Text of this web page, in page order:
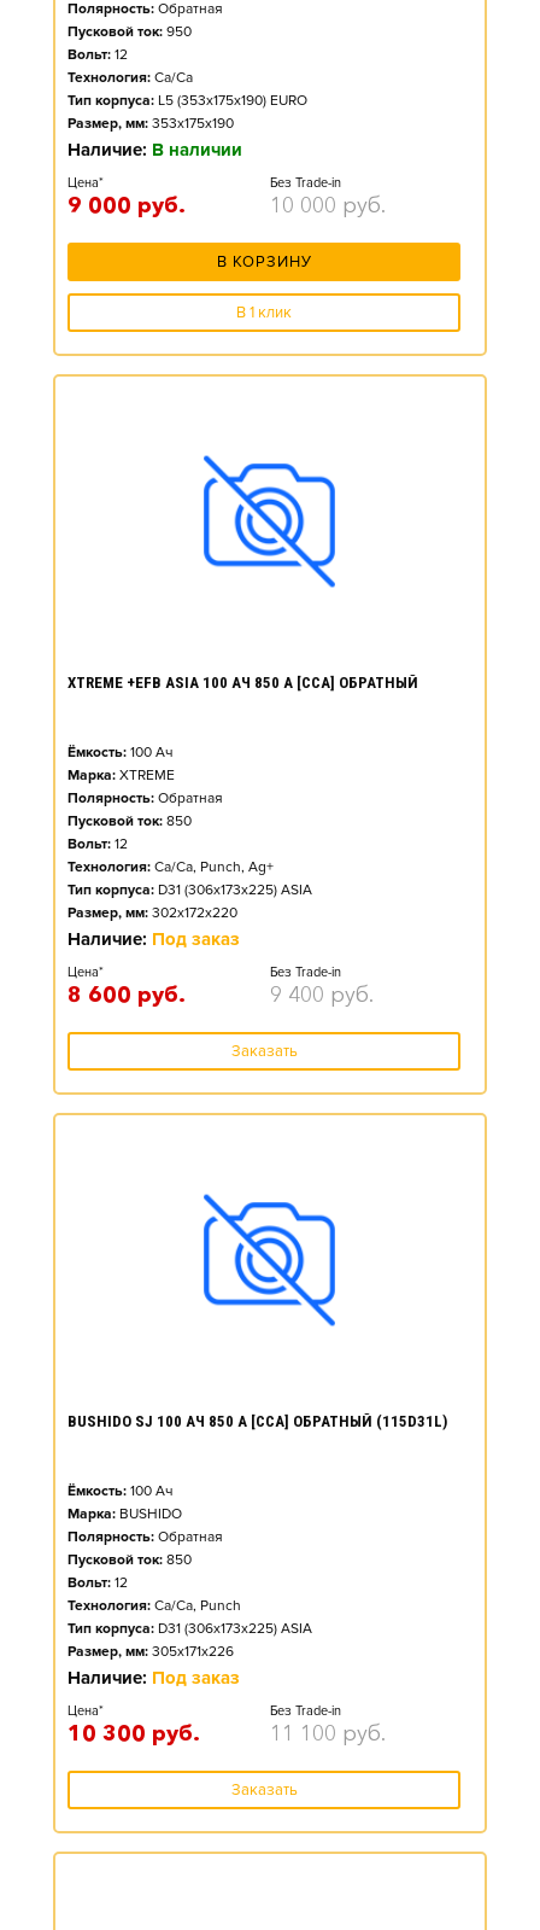
Полярность: Обратная
Пусковой ток: 950
Вольт: 12
Технология: Ca/Ca
Тип корпуса: L5 (353x175x190) EURO
Размер, мм: 353x175x190
Наличие: В наличии
Цена*
9 000 руб.
Без Trade-in
10 000 руб.
В КОРЗИНУ
В 1 клик
XTREME +EFB ASIA 100 АЧ 850 А [CCA] ОБРАТНЫЙ
Ёмкость: 100 Ач
Марка: XTREME
Полярность: Обратная
Пусковой ток: 850
Вольт: 12
Технология: Ca/Ca, Punch, Ag+
Тип корпуса: D31 (306x173x225) ASIA
Размер, мм: 302x172x220
Наличие: Под заказ
Цена*
8 600 руб.
Без Trade-in
9 400 руб.
Заказать
BUSHIDO SJ 100 АЧ 850 А [CCA] ОБРАТНЫЙ (115D31L)
Ёмкость: 100 Ач
Марка: BUSHIDO
Полярность: Обратная
Пусковой ток: 850
Вольт: 12
Технология: Ca/Ca, Punch
Тип корпуса: D31 (306x173x225) ASIA
Размер, мм: 305x171x226
Наличие: Под заказ
Цена*
10 300 руб.
Без Trade-in
11 100 руб.
Заказать